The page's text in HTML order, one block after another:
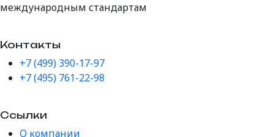
международным стандартам
Контакты
+7 (499) 390-17-97
+7 (495) 761-22-98
Ссылки
О компании